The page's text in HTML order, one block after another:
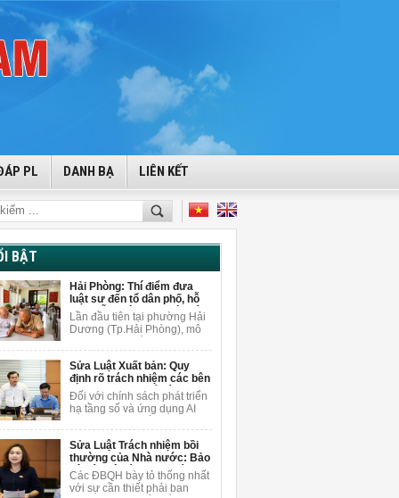
PL DANH BẠ LIÊN KẾT
BẬT
Hải Phòng: Thí điểm đưa
luật sư đến tổ dân phố, hỗ
trợ miễn phí cho người dân
Lần đầu tiên tại phường Hải
Dương (Tp.Hải Phòng), mô
gắn với tư vấn pháp lý miễn
phí được triển khai ngay tại
tổ dân phố để giải đáp
vướng mắc pháp lý cho
người dân.
Sửa Luật Xuất bản: Quy
định rõ trách nhiệm các bên
khi sử dụng AI để sáng tạo
nội dung
Đối với chính sách phát triển
hạ tầng số và ứng dụng AI
Vương Quốc Thắng cho rằng
cần nghiên cứu, bổ sung các
quy định cụ thể hơn về việc
bảo vệ quyền trong môi
trường AI.
Sửa Luật Trách nhiệm bồi
thường của Nhà nước: Bảo
vệ cán bộ dám nghĩ, dám
làm vì lợi ích chung
Các ĐBQH bày tỏ thống nhất
với sự cần thiết phải ban